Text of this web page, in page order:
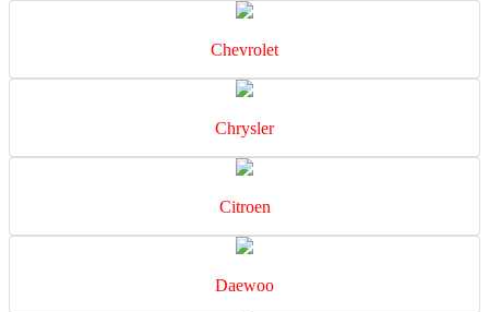
Chevrolet
Chrysler
Citroen
Daewoo